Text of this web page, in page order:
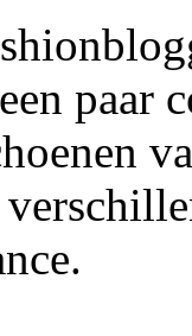
paar